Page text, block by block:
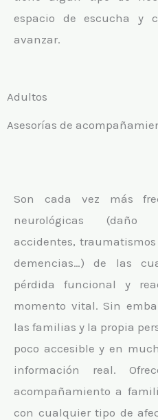
espacio de escucha y
avanzar.
Adultos
Asesorías de
Son cada vez más
neurológicas (daño
accidentes,
demencias…) de las
pérdida funcional y
momento vital. Sin
las familias y la propia
poco accesible y en
información real.
acompañamiento a
con cualquier tipo de